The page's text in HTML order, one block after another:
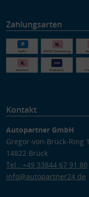
Zahlungsarten
Kontakt
Autopartner GmbH
Gregor-von-Brück-Ring 1
14822 Brück
Tel.: +49 33844 67 91 80
info@autopartner24.de